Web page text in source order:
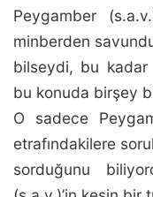
Peygamber
minberden
bilseydi, bu
bu konuda birşey
O sadece
etrafın­dakilere
sorduğunu